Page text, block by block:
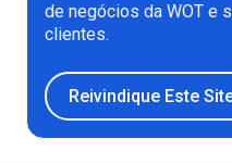
de negócios da WOT e
clientes.
Reivindique Este